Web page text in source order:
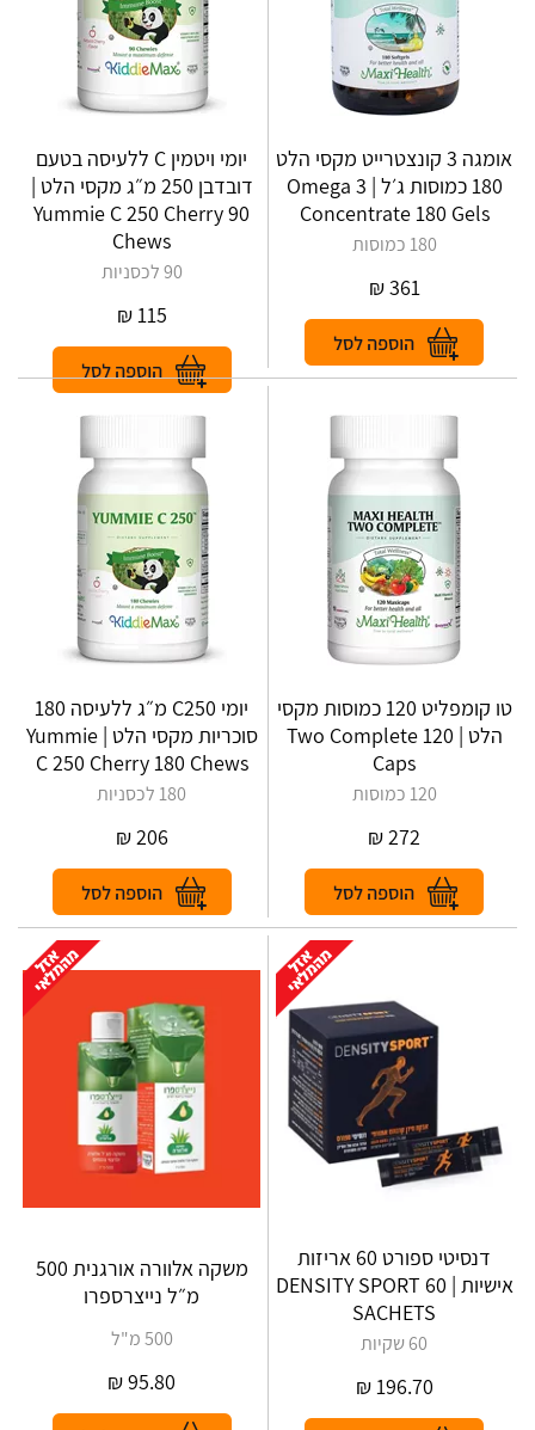
אומגה 3 קונצטרייט מקסי הלט
180 כמוסות ג׳ל | Omega 3
Concentrate 180 Gels
180 כמוסות
361
₪
יומי ויטמין C ללעיסה בטעם
דובדבן 250 מ״ג מקסי הלט |
Yummie C 250 Cherry 90
Chews
90 לכסניות
115
₪
טו קומפליט 120 כמוסות מקסי
הלט | Two Complete 120
Caps
120 כמוסות
272
₪
יומי C250 מ״ג ללעיסה 180
סוכריות מקסי הלט | Yummie
C 250 Cherry 180 Chews
180 לכסניות
206
₪
דנסיטי ספורט 60 אריזות
אישיות | DENSITY‎ ‎SPORT‎ ‎60‎
‎SACHETS
60 שקיות
196.70
₪
‎‎משקה אלוורה אורגנית 500
מ״ל נייצרספרו
500 מ"ל
95.80
₪